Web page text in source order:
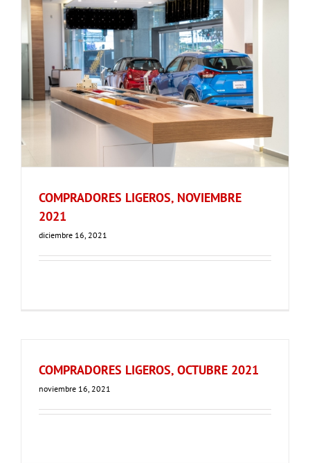
COMPRADORES LIGEROS, NOVIEMBRE
2021
diciembre 16, 2021
COMPRADORES LIGEROS, OCTUBRE 2021
noviembre 16, 2021